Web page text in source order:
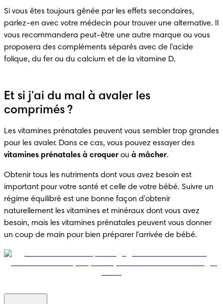
Si vous êtes toujours gênée par les effets secondaires,
parlez-en avec votre médecin pour trouver une alternative. Il
vous recommandera peut-être une autre marque ou vous
proposera des compléments séparés avec de l'acide
folique, du fer ou du calcium et de la vitamine D.
Et si j'ai du mal à avaler les
comprimés ?
Les vitamines prénatales peuvent vous sembler trop grandes
vitamines prénatales à croquer ou à mâcher.
Obtenir tous les nutriments dont vous avez besoin est
important pour votre santé et celle de votre bébé. Suivre un
régime équilibré est une bonne façon d'obtenir
naturellement les vitamines et minéraux dont vous avez
besoin, mais les vitamines prénatales peuvent vous donner
un coup de main pour bien préparer l'arrivée de bébé.